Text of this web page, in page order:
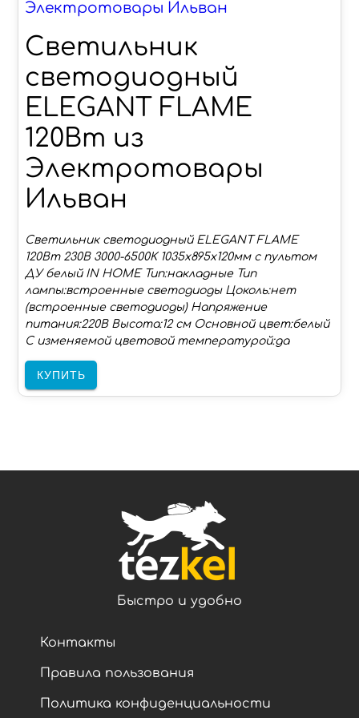
Электротовары Ильван
Светильник
светодиодный
ELEGANT FLAME
120Вт из
Электротовары
Ильван
Светильник светодиодный ELEGANT FLAME
120Вт 230В 3000-6500K 1035х895х120мм c пультом
ДУ белый IN HOME Тип:накладные Тип
лампы:встроенные светодиоды Цоколь:нет
(встроенные светодиоды) Напряжение
питания:220В Высота:12 см Основной цвет:белый
С изменяемой цветовой температурой:да
КУПИТЬ
Быстро и удобно
Контакты
Правила пользования
Политика конфиденциальности